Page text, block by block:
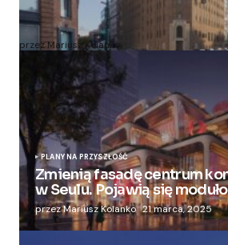
Zmieniają więzienie dla
apartamentowiec
przez Mariusz Kolanko 20 lipca, 2024
PLANY NA PRZYSZŁOŚĆ
Zmienią fasadę centrum
w Seulu. Pojawią się
przez Mariusz Kolanko 21 marca, 2025